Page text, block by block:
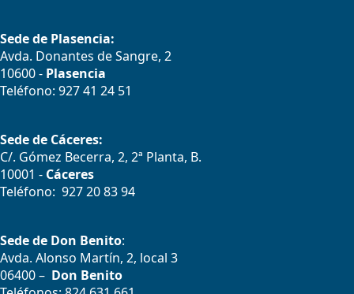
Sede de Plasencia:
Avda. Donantes de Sangre, 2
10600 - Plasencia
Teléfono: 927 41 24 51
Sede de Cáceres:
C/. Gómez Becerra, 2, 2ª Planta, B.
10001 - Cáceres
Teléfono: 927 20 83 94
Sede de Don Benito:
Avda. Alonso Martín, 2, local 3
06400 – Don Benito